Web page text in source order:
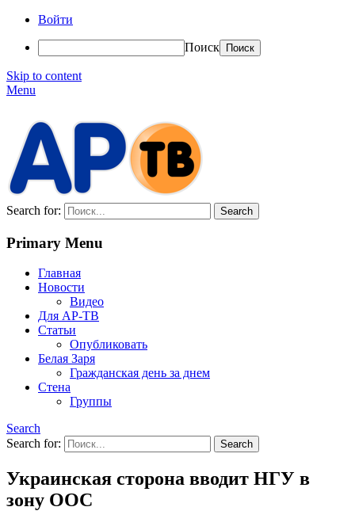
Войти
Поиск
Skip to content
Menu
Search for:
Primary Menu
Главная
Новости
Видео
Для АР-ТВ
Статьи
Опубликовать
Белая Заря
Гражданская день за днем
Стена
Группы
Search
Search for:
Украинская сторона вводит НГУ в
зону ООС